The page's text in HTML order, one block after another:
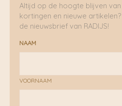
Altijd op de hoogte blijven
kortingen en nieuwe
de nieuwsbrief van RADIJS!
NAAM
VOORNAAM